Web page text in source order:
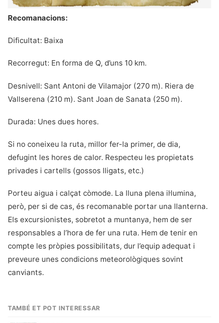
Recomanacions:
Dificultat: Baixa
Recorregut: En forma de Q, d’uns 10 km.
Desnivell: Sant Antoni de Vilamajor (270 m). Riera de
Vallserena (210 m). Sant Joan de Sanata (250 m).
Durada: Unes dues hores.
Si no coneixeu la ruta, millor fer-la primer, de dia,
defugint les hores de calor. Respecteu les propietats
privades i cartells (gossos lligats, etc.)
Porteu aigua i calçat còmode. La lluna plena il·lumina,
però, per si de cas, és recomanable portar una llanterna.
Els excursionistes, sobretot a muntanya, hem de ser
responsables a l’hora de fer una ruta. Hem de tenir en
compte les pròpies possibilitats, dur l’equip adequat i
preveure unes condicions meteorològiques sovint
canviants.
TAMBÉ ET POT INTERESSAR